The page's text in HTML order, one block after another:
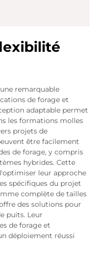
remarquable
de forage et
adaptable permet
les formations molles
projets de
être facilement
de forage, y compris
hybrides. Cette
leur approche
spécifiques du projet
complète de tailles
des solutions pour
puits. Leur
de forage et
déploiement réussi